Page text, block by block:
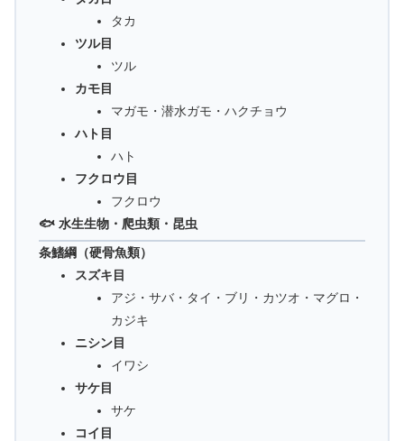
タカ
ツル目
ツル
カモ目
マガモ・潜水ガモ・ハクチョウ
ハト目
ハト
フクロウ目
フクロウ
🐟 水生生物・爬虫類・昆虫
条鰭綱（硬骨魚類）
スズキ目
アジ・サバ・タイ・ブリ・カツオ・マグロ・
カジキ
ニシン目
イワシ
サケ目
サケ
コイ目